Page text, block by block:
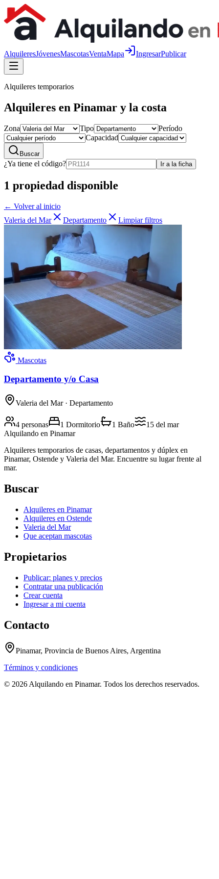
AlquileresJóvenesMascotasVentaMapa IngresarPublicar
Alquileres temporarios
Alquileres en Pinamar y la costa
Zona Tipo
Período
Capacidad
Buscar
¿Ya tiene el código? Ir a la ficha
1 propiedad disponible
← Volver al inicio
Valeria del Mar
Departamento Limpiar filtros
Mascotas
Departamento y/o Casa
Valeria del Mar· Departamento
4 personas 1 Dormitorio 1 Baño 15 del mar
Alquilando en Pinamar
Alquileres temporarios de casas, departamentos y dúplex en
Pinamar, Ostende y Valeria del Mar. Encuentre su lugar frente al
mar.
Buscar
Alquileres en Pinamar
Alquileres en Ostende
Valeria del Mar
Que aceptan mascotas
Propietarios
Publicar: planes y precios
Contratar una publicación
Crear cuenta
Ingresar a mi cuenta
Contacto
Pinamar, Provincia de Buenos Aires, Argentina
Términos y condiciones
© 2026 Alquilando en Pinamar. Todos los derechos reservados.